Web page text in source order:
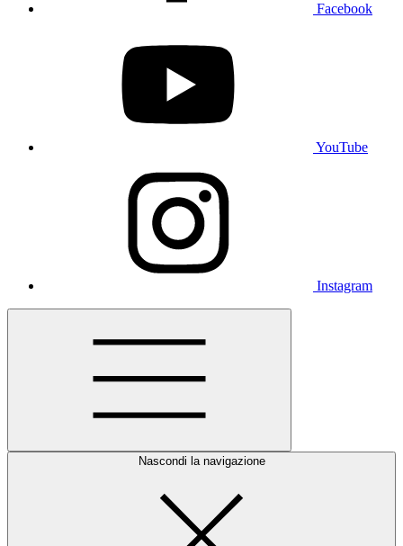
Facebook
YouTube
Instagram
Nascondi la navigazione